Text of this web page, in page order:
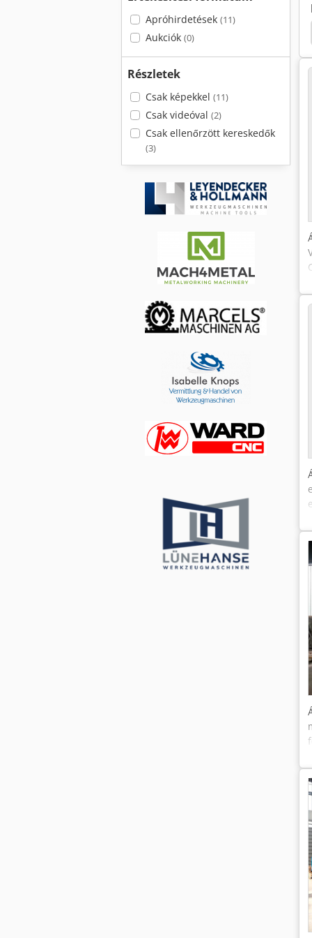
Apróhirdetések (11)
Aukciók (0)
Részletek
Csak képekkel (11)
Csak videóval (2)
Csak ellenőrzött kereskedők
(3)